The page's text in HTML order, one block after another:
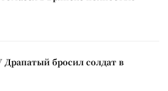
бросил солдат в